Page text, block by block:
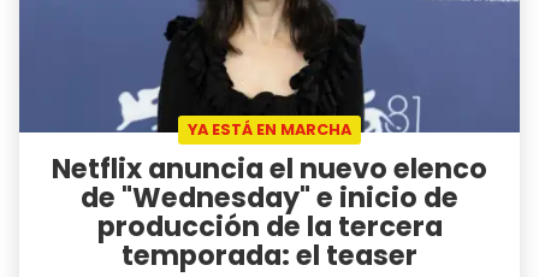
YA ESTÁ EN MARCHA
Netflix anuncia el nuevo elenco
de "Wednesday" e inicio de
producción de la tercera
temporada: el teaser